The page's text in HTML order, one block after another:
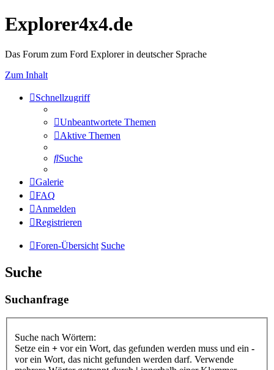
Explorer4x4.de
Das Forum zum Ford Explorer in deutscher Sprache
Zum Inhalt
Schnellzugriff
Unbeantwortete Themen
Aktive Themen
Suche
Galerie
FAQ
Anmelden
Registrieren
Foren-Übersicht Suche
Suche
Suchanfrage
Suche nach Wörtern:
Setze ein + vor ein Wort, das gefunden werden muss und ein -
vor ein Wort, das nicht gefunden werden darf. Verwende